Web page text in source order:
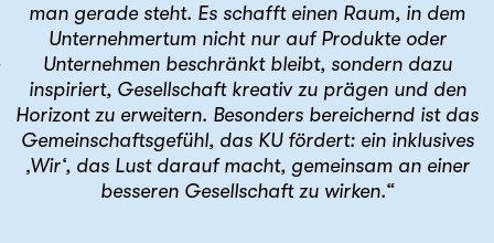
man gerade steht. Es schafft einen Raum, in dem
Unternehmertum nicht nur auf Produkte oder
Unternehmen beschränkt bleibt, sondern dazu
inspiriert, Gesellschaft kreativ zu prägen und den
Horizont zu erweitern. Besonders bereichernd ist das
Gemeinschaftsgefühl, das KU fördert: ein inklusives
‚Wir‘, das Lust darauf macht, gemeinsam an einer
besseren Gesellschaft zu wirken.“